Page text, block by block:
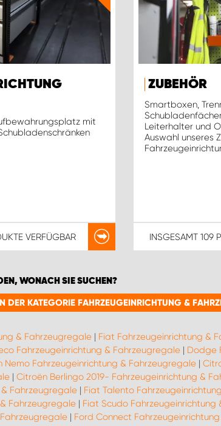
mit
VERFÜGBAR
ZUBEHÖR
Smartboxen,
Leiterhalter und
Auswahl unseres
INSGESAMT109
WONACH SIE SUCHEN?
DER KATEGORIE FAHRZEUGEINRICHTUNG &
& Fahrzeugregale | Fiat Fahrzeugeinrichtung &
Fahrzeugeinrichtung & Fahrzeugregale | Dodge
Nemo Fahrzeugeinrichtung & Fahrzeugregale|
| Citroën Berlingo 2019- Fahrzeugeinrichtung &
Fahrzeugregale | Fiat Talento
Fahrzeugregale| Fiat Scudo Fahrzeugeinrichtung
| Ford Connect